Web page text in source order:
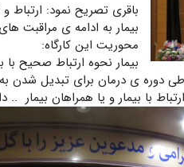
باقری تصریح نمود: ارتباط و
بیمار به ادامه ی مراقبت
محوریت این کارگاه:
بیمار نحوه ارتباط صحیح با
دوره ی درمان برای تبدیل شدن به
با بیمار و یا همراهان بیمار ..